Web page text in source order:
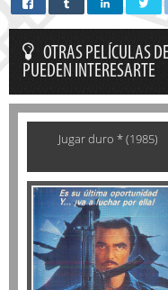
OTRAS PELÍCULAS
PUEDEN INTERESARTE
Jugar duro * (1985)